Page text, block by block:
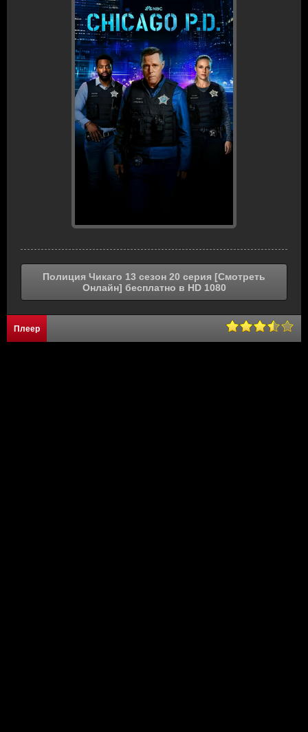
Полиция Чикаго 13 сезон 20 серия [Смотреть
Онлайн] бесплатно в HD 1080
Плеер